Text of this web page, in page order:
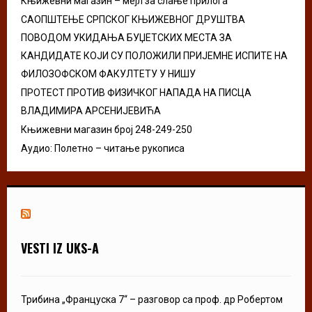
САОПШТЕЊЕ СРПСКОГ КЊИЖЕВНОГ ДРУШТВА
ПОВОДОМ УКИДАЊА БУЏЕТСКИХ МЕСТА ЗА
КАНДИДАТЕ КОЈИ СУ ПОЛОЖИЛИ ПРИЈЕМНЕ ИСПИТЕ НА
ФИЛОЗОФСКОМ ФАКУЛТЕТУ У НИШУ
ПРОТЕСТ ПРОТИВ ФИЗИЧКОГ НАПАДА НА ПИСЦА
ВЛАДИМИРА АРСЕНИЈЕВИЋА
Књижевни магазин број 248-249-250
Аудио: Полетно – читање рукописа
VESTI IZ UKS-A
Трибина „Француска 7“ – разговор са проф. др Робертом